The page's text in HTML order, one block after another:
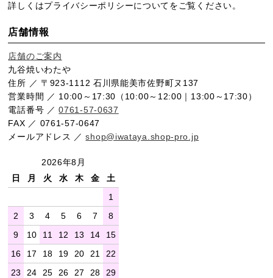
詳しくはプライバシーポリシーについてをご覧ください。
店舗情報
店舗のご案内
九谷焼いわたや
住所 ／ 〒923-1112 石川県能美市佐野町ヌ137
営業時間 ／ 10:00～17:30（10:00～12:00｜13:00～17:30）
電話番号 ／0761-57-0637
FAX ／ 0761-57-0647
メールアドレス ／shop@iwataya.shop-pro.jp
2026年8月
日
月 火 水 木 金
土
1
2
3 4 5 6 7
8
9
10 11 12 13 14
15
16
17 18 19 20 21
22
23
24 25 26 27 28 29